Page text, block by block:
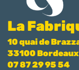
La
10 quai de
33100 Bordeaux
07 87 29 95 54